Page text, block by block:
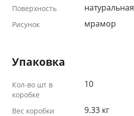
Поверхность натуральная
Рисунок мрамор
Упаковка
Кол-во шт в
коробке
10
Вес коробки 9.33 кг